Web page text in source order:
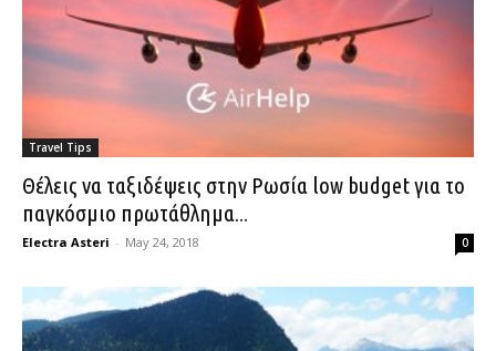
Travel Tips
Θέλεις να ταξιδέψεις στην Ρωσία low budget για το
παγκόσμιο πρωτάθλημα...
Electra Asteri - May 24, 2018 0